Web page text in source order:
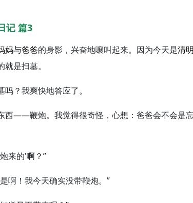
记 篇3
妈与爸爸的身影，兴奋地嚷叫起来。因为今天是清
就是扫墓。
？我爽快地答应了。
西——鞭炮。我觉得很奇怪，心想：爸爸会不会是
来的'啊？”
啊！我今天确实没带鞭炮。”